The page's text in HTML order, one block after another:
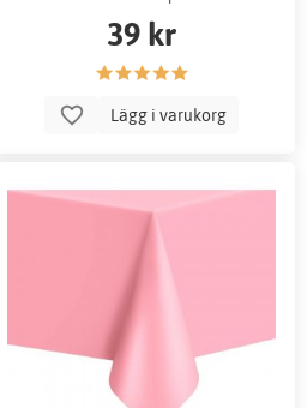
Perfekta för små bakverk
39 kr
Lägg i varukorg